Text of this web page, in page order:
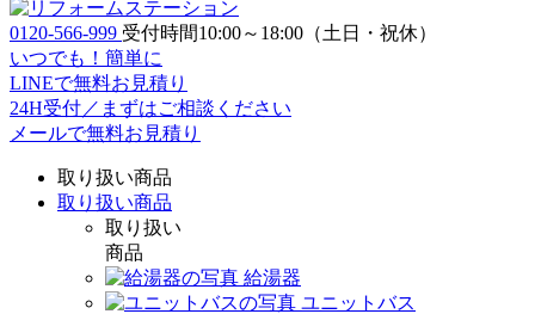
0120-566-999 受付時間10:00～18:00（土日・祝休）
いつでも！簡単に
LINEで無料お見積り
24H受付／まずはご相談ください
メールで無料お見積り
取り扱い商品
取り扱い商品
取り扱い
商品
給湯器
ユニットバス